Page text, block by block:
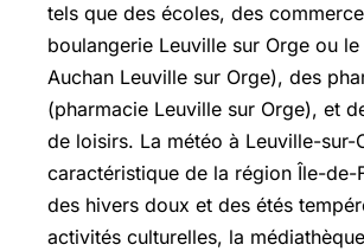
tels que des écoles, des
boulangerie Leuville sur Orge ou
Auchan Leuville sur Orge), des
(pharmacie Leuville sur Orge), et
de loisirs. La météo à Leuville-sur-
caractéristique de la région Île-de-
des hivers doux et des étés
activités culturelles, la